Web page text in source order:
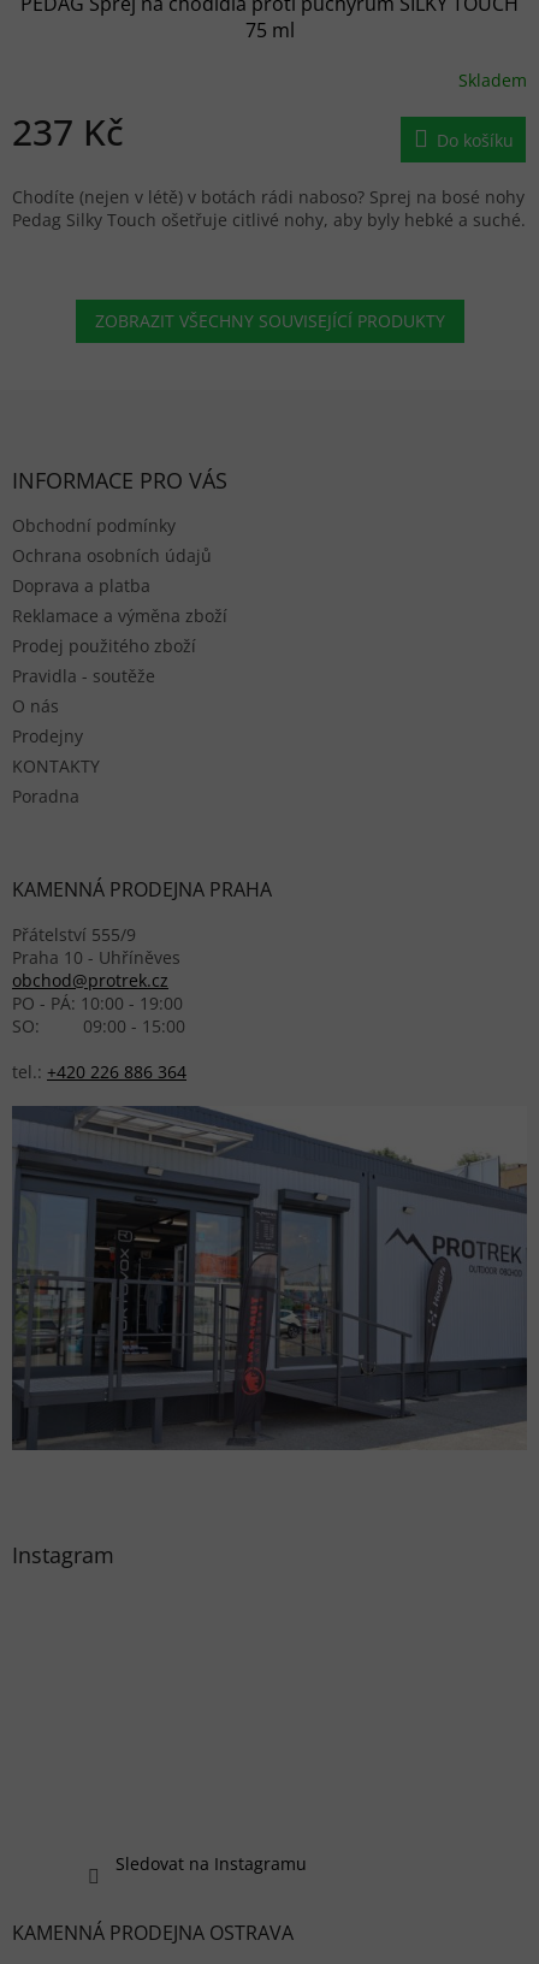
75 ml
Skladem
237 Kč Do košíku
Chodíte (nejen v létě) v botách rádi naboso? Sprej na bosé nohy
Pedag Silky Touch ošetřuje citlivé nohy, aby byly hebké a suché.
ZOBRAZIT VŠECHNY SOUVISEJÍCÍ PRODUKTY
INFORMACE PRO VÁS
Obchodní podmínky
Ochrana osobních údajů
Doprava a platba
Reklamace a výměna zboží
Prodej použitého zboží
Pravidla - soutěže
O nás
Prodejny
KONTAKTY
Poradna
KAMENNÁ PRODEJNA PRAHA
Přátelství 555/9
Praha 10 - Uhříněves
obchod@protrek.cz
PO - PÁ: 10:00 - 19:00
SO: 09:00 - 15:00
tel.: +420 226 886 364
Instagram
Sledovat na Instagramu
KAMENNÁ PRODEJNA OSTRAVA